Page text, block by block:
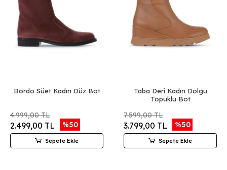
Bordo Süet Kadın Düz Bot
4.999,00 TL
2.499,00 TL %50
Sepete Ekle
Taba Deri Kadın Dolgu
Topuklu Bot
7.599,00 TL
3.799,00 TL %50
Sepete Ekle